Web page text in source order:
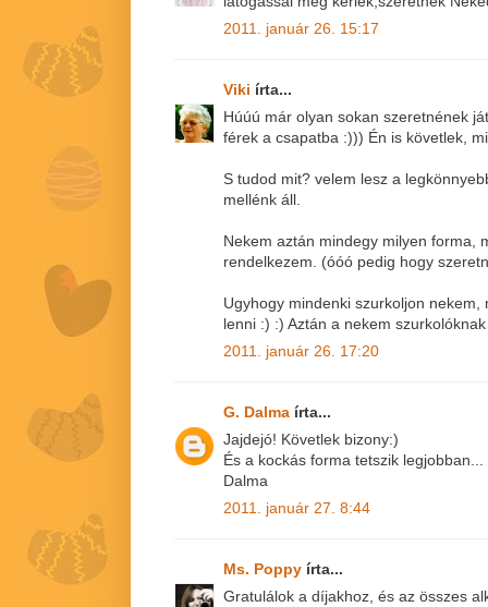
2011. január 26. 15:17
Viki írta...
Húúú már olyan sokan szeretnének
férek a csapatba :))) Én is követlek,
S tudod mit? velem lesz a
mellénk áll.
Nekem aztán mindegy milyen forma,
rendelkezem. (óóó pedig hogy
Ugyhogy mindenki szurkoljon
lenni :) :) Aztán a nekem
2011. január 26. 17:20
G. Dalma írta...
Jajdejó! Követlek bizony:)
És a kockás forma tetszik legjobban...
Dalma
2011. január 27. 8:44
Ms. Poppy írta...
Gratulálok a díjakhoz, és az összes